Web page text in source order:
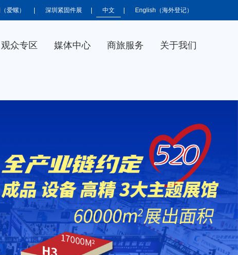
爱螺） 深圳紧固件展 中文 English（海外登记）
观众专区 媒体中心 商旅服务 关于我们